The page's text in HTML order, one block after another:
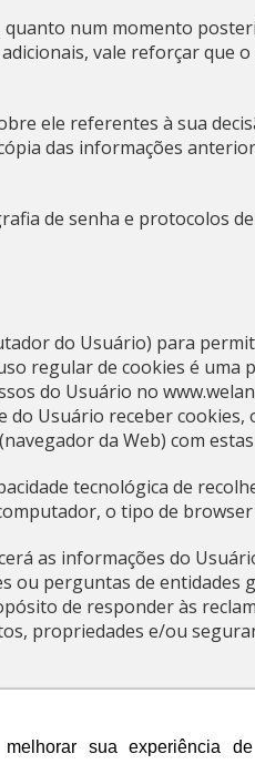
sua experiência de
num momento
vale reforçar que
ele referentes à sua
das informações
de senha e protocolos
do Usuário) para
regular de cookies é
do Usuário no
Usuário receber cookies,
da Web) com
tecnológica de
o tipo de
as informações do
ou perguntas de
de responder às
propriedades e/ou
nos seus bancos
disputas,
de Privacidade.